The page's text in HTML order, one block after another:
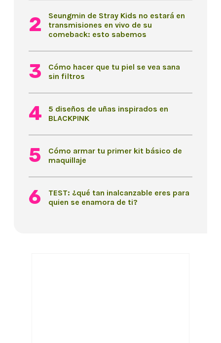
Seungmin de Stray Kids no estará en
transmisiones en vivo de su
comeback: esto sabemos
Cómo hacer que tu piel se vea sana
sin filtros
5 diseños de uñas inspirados en
BLACKPINK
Cómo armar tu primer kit básico de
maquillaje
TEST: ¿qué tan inalcanzable eres para
quien se enamora de ti?